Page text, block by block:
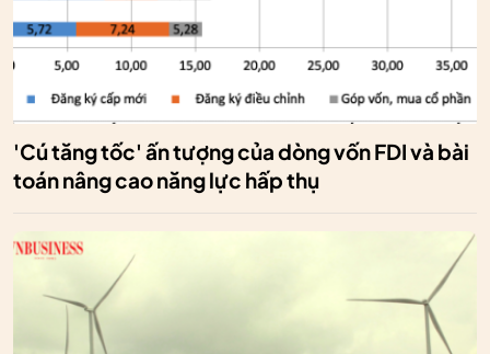
'Cú tăng tốc' ấn tượng của dòng vốn FDI và bài
toán nâng cao năng lực hấp thụ